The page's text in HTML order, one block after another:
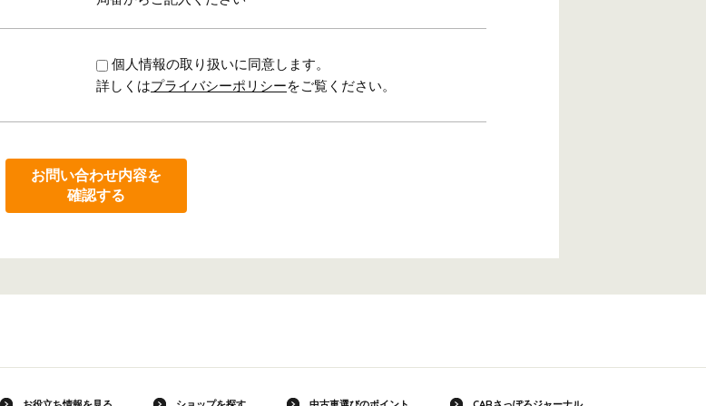
個人情報の取り扱いに同意します。
詳しくはプライバシーポリシーをご覧ください。
お問い合わせ内容を
確認する